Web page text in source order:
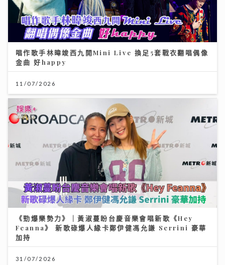
唱作歌手林暐竣西九開Mini Live 換足5套戰衣翻唱偶像
金曲 好happy
11/07/2026
《勁爆樂勢力》｜黃淑蔓盼台慶音樂會唱新歌《Hey
Feanna》 新歌碌爆人緣卡鄭伊健馮允謙 Serrini 豪華
加持
31/07/2026